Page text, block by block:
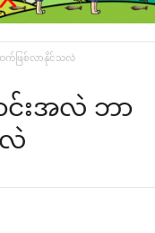
ဆက်ဖြစ်လာနိုင်သလဲ
ာင်းအလဲ ဘာ